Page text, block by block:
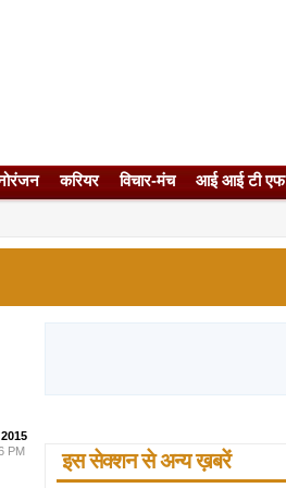
करियर विचार-मंच आई आई टी एफ
PM इस सेक्‍शन से अन्‍य ख़बरें